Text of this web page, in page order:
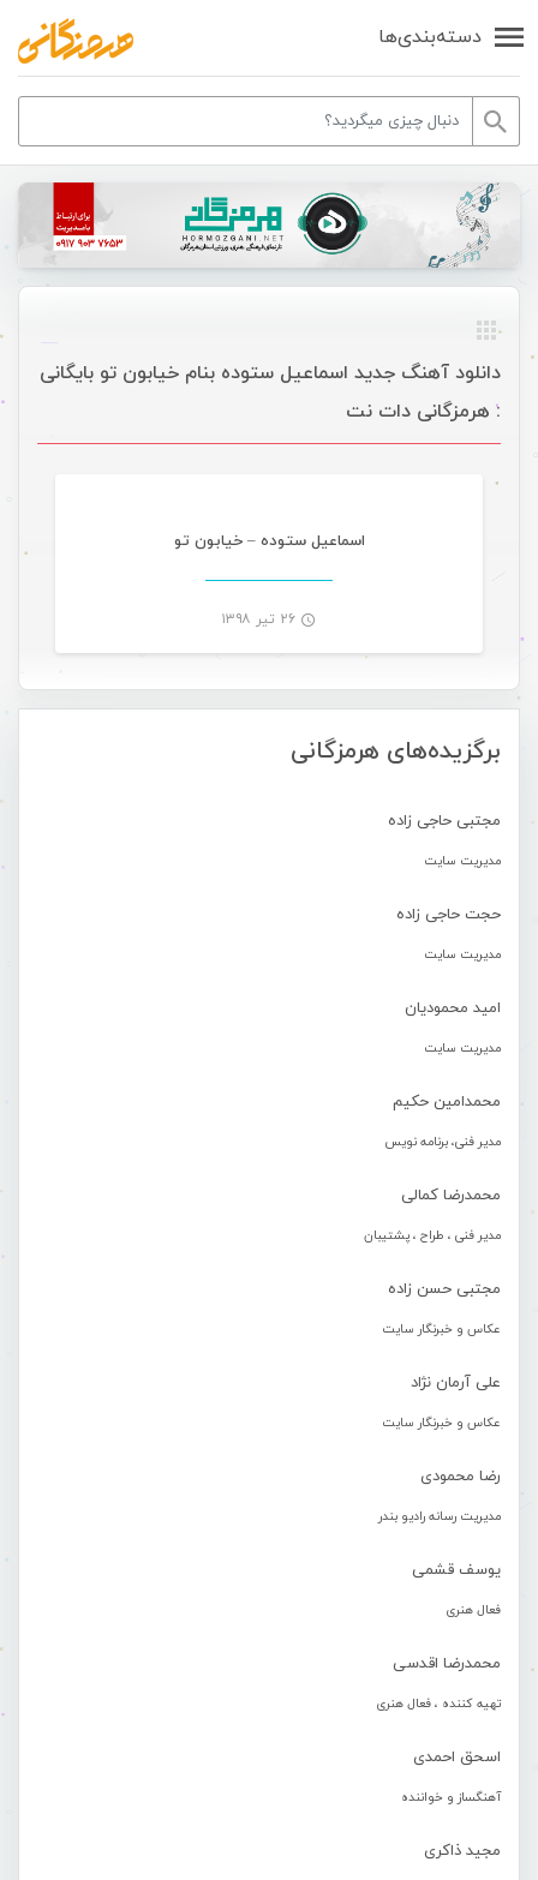
دسته‌بندی‌ها
برگزیده‌های هرمزگانی
مجتبی حاجی زاده
مدیریت سایت
حجت حاجی زاده
مدیریت سایت
امید محمودیان
مدیریت سایت
محمدامین حکیم
مدیر فنی، برنامه نویس
محمدرضا کمالی
مدیر فنی ، طراح ، پشتیبان
مجتبی حسن زاده
عکاس و خبرنگار سایت
علی آرمان نژاد
عکاس و خبرنگار سایت
رضا محمودی
مدیریت رسانه رادیو بندر
یوسف قشمی
فعال هنری
محمدرضا اقدسی
تهیه کننده ، فعال هنری
اسحق احمدی
آهنگساز و خواننده
مجید ذاکری
دانلود آهنگ جدید اسماعیل ستوده بنام خیابون تو بایگانی
: هرمزگانی دات نت
اسماعیل ستوده – خیابون تو
۲۶ تیر ۱۳۹۸